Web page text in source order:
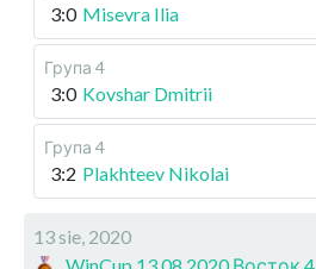
3:0 Misevra Ilia
Група 4
3:0 Kovshar Dmitrii
Група 4
3:2 Plakhteev Nikolai
13 sie, 2020